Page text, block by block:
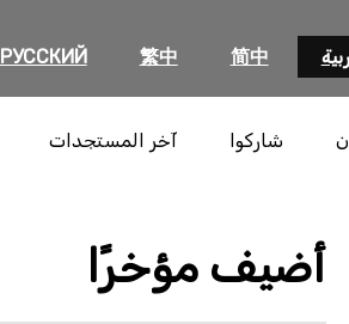
简中
繁中
РУССКИЙ
شاركوا آخر المستجدات
أضيف مؤخرًا